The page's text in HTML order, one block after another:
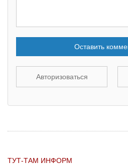
Оставить
Авторизоваться
ТУТ-ТАМ ИНФОРМ